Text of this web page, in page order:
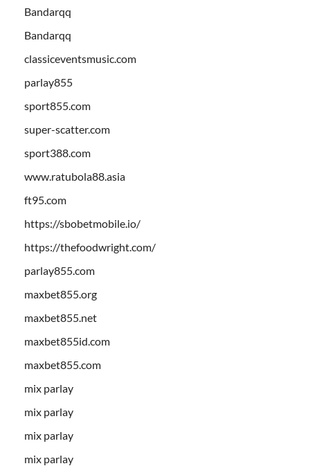
Bandarqq
Bandarqq
classiceventsmusic.com
parlay855
sport855.com
super-scatter.com
sport388.com
www.ratubola88.asia
ft95.com
https://sbobetmobile.io/
https://thefoodwright.com/
parlay855.com
maxbet855.org
maxbet855.net
maxbet855id.com
maxbet855.com
mix parlay
mix parlay
mix parlay
mix parlay